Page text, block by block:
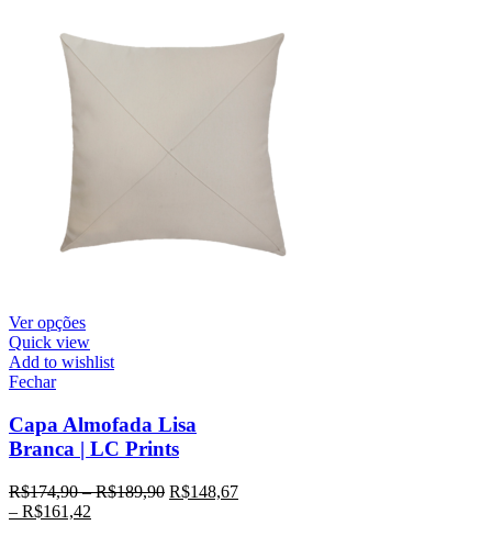
Ver opções
Quick view
Add to wishlist
Fechar
Capa Almofada Lisa
Branca | LC Prints
R$174,90–R$189,90 R$148,67
– R$161,42